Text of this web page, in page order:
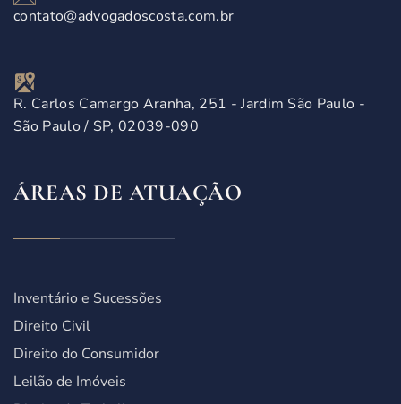
contato@advogadoscosta.com.br
R. Carlos Camargo Aranha, 251 - Jardim São Paulo -
São Paulo / SP, 02039-090
ÁREAS DE ATUAÇÃO
Inventário e Sucessões
Direito Civil
Direito do Consumidor
Leilão de Imóveis